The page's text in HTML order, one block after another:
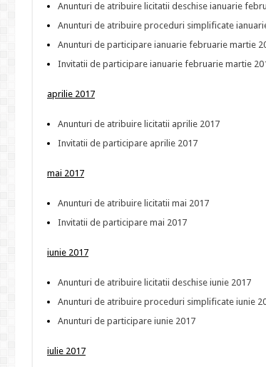
Anunturi de atribuire licitatii deschise ianuarie
Anunturi de atribuire proceduri simplificate
Anunturi de participare ianuarie februarie martie
Invitatii de participare ianuarie februarie martie
aprilie 2017
Anunturi de atribuire licitatii aprilie 2017
Invitatii de participare aprilie 2017
mai 2017
Anunturi de atribuire licitatii mai 2017
Invitatii de participare mai 2017
iunie 2017
Anunturi de atribuire licitatii deschise iunie 2017
Anunturi de atribuire proceduri simplificate iunie
Anunturi de participare iunie 2017
iulie 2017